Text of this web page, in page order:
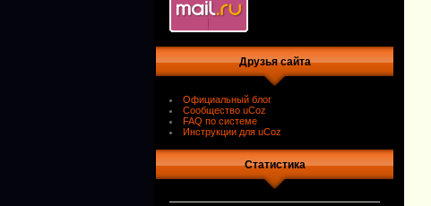
Друзья сайта
Официальный блог
Сообщество uCoz
FAQ по системе
Инструкции для uCoz
Статистика